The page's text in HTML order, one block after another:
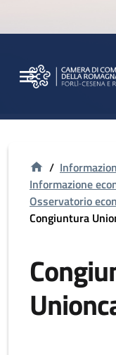
/
Informazione
Osservatorio
Congiuntura